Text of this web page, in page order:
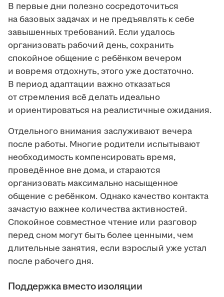
В первые дни полезно сосредоточиться
на базовых задачах и не предъявлять к себе
завышенных требований. Если удалось
организовать рабочий день, сохранить
спокойное общение с ребёнком вечером
и вовремя отдохнуть, этого уже достаточно.
В период адаптации важно отказаться
от стремления всё делать идеально
и ориентироваться на реалистичные ожидания.
Отдельного внимания заслуживают вечера
после работы. Многие родители испытывают
необходимость компенсировать время,
проведённое вне дома, и стараются
организовать максимально насыщенное
общение с ребёнком. Однако качество контакта
зачастую важнее количества активностей.
Спокойное совместное чтение или разговор
перед сном могут быть более ценными, чем
длительные занятия, если взрослый уже устал
после рабочего дня.
Поддержка вместо изоляции